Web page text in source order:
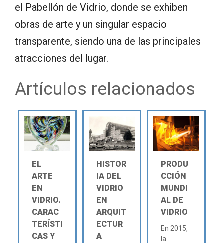
el Pabellón de Vidrio, donde se exhiben
obras de arte y un singular espacio
transparente, siendo una de las principales
atracciones del lugar.
Artículos relacionados
EL
ARTE
EN
VIDRIO.
CARAC
TERÍSTI
CAS Y
HISTOR
IA DEL
VIDRIO
EN
ARQUIT
ECTUR
A
PRODU
CCIÓN
MUNDI
AL DE
VIDRIO
En 2015,
la